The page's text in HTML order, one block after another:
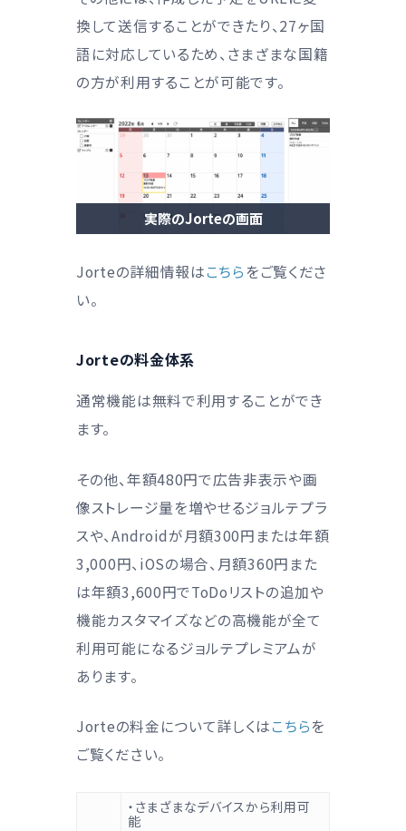
換して送信することができたり、27ヶ国
語に対応しているため、さまざまな国籍
の方が利用することが可能です。
実際のJorteの画面
Jorteの詳細情報はこちら をご覧くださ
い。
Jorteの料金体系
通常機能は無料で利用することができ
ます。
その他、年額480円で広告非表示や画
像ストレージ量を増やせるジョルテプラ
スや、Androidが月額300円または年額
3,000円、iOSの場合、月額360円また
は年額3,600円でToDoリストの追加や
機能カスタマイズなどの高機能が全て
利用可能になるジョルテプレミアムが
あります。
Jorteの料金について詳しくはこちらを
ご覧ください。
・さまざまなデバイスから利用可
能